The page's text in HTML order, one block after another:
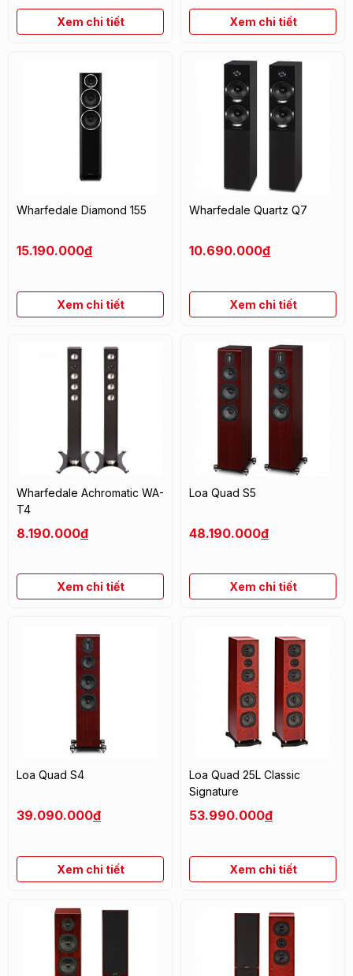
Xem chi tiết Xem chi tiết
Wharfedale Diamond 155
15.190.000đ
Xem chi tiết
Wharfedale Quartz Q7
10.690.000đ
Xem chi tiết
Wharfedale Achromatic WA-
T4
8.190.000đ
Xem chi tiết
Loa Quad S5
48.190.000đ
Xem chi tiết
Loa Quad S4
39.090.000đ
Xem chi tiết
Loa Quad 25L Classic
Signature
53.990.000đ
Xem chi tiết